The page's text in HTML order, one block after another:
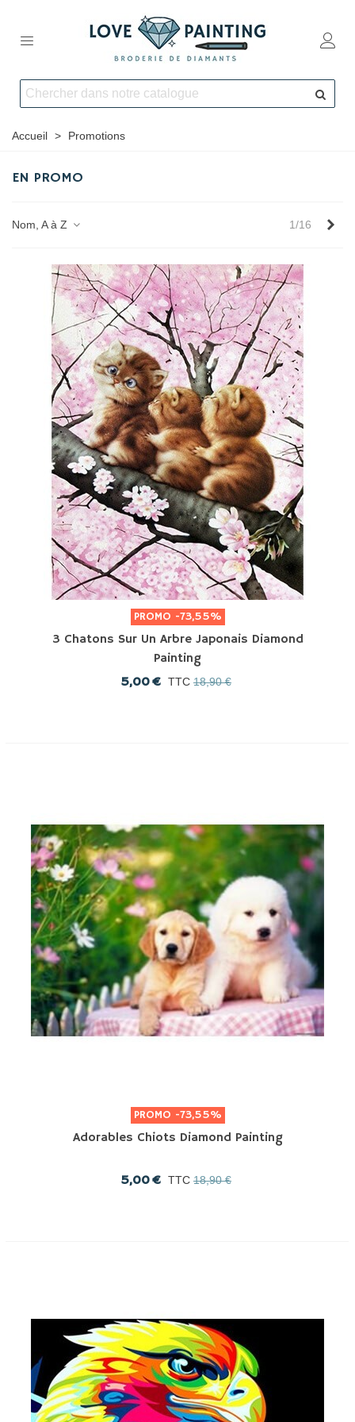
Accueil > Promotions
EN PROMO
Nom, A à Z 1/16
PROMO -73,55%
3 Chatons Sur Un Arbre Japonais Diamond
Painting
5,00 € TTC 18,90 €
PROMO -73,55%
Adorables Chiots Diamond Painting
5,00 € TTC 18,90 €